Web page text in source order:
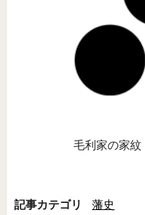
毛利家の家紋
記事カテゴリ
藩史